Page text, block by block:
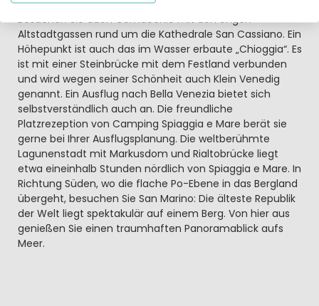
Besuchen Sie auch Comacchio mit den engen
Altstadtgassen rund um die Kathedrale San Cassiano. Ein
Höhepunkt ist auch das im Wasser erbaute „Chioggia“. Es
ist mit einer Steinbrücke mit dem Festland verbunden
und wird wegen seiner Schönheit auch Klein Venedig
genannt. Ein Ausflug nach Bella Venezia bietet sich
selbstverständlich auch an. Die freundliche
Platzrezeption von Camping Spiaggia e Mare berät sie
gerne bei Ihrer Ausflugsplanung. Die weltberühmte
Lagunenstadt mit Markusdom und Rialtobrücke liegt
etwa eineinhalb Stunden nördlich von Spiaggia e Mare. In
Richtung Süden, wo die flache Po-Ebene in das Bergland
übergeht, besuchen Sie San Marino: Die älteste Republik
der Welt liegt spektakulär auf einem Berg. Von hier aus
genießen Sie einen traumhaften Panoramablick aufs
Meer.